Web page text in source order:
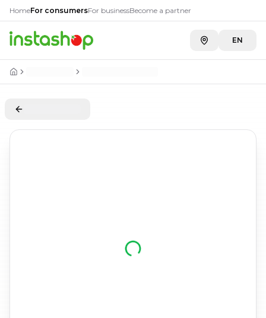
HomeFor consumersFor businessBecome a partner
EN